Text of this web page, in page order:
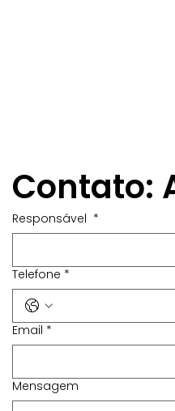
Contato:
Responsável *
Telefone *
Email *
Mensagem